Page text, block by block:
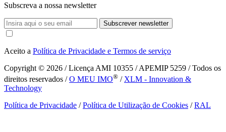
Subscreva a nossa newsletter
Subscrever newsletter
Aceito a Política de Privacidade e Termos de serviço
Copyright © 2026 / Licença AMI 10355 / APEMIP 5259 / Todos os
direitos reservados /O MEU IMO® / XLM - Innovation &
Technology
Política de Privacidade /Política de Utilização de Cookies /RAL